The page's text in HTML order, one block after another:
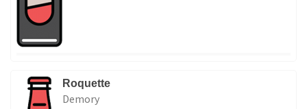
Roquette
Demory